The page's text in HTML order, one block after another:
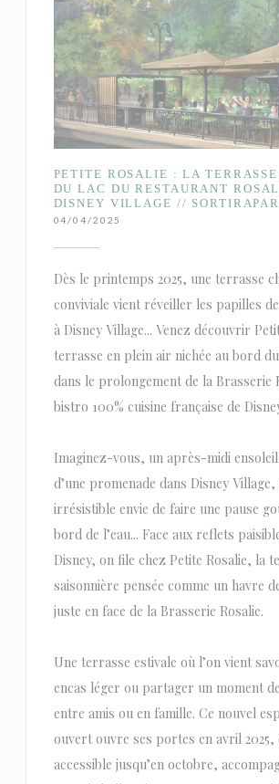
PETITE ROSALIE : LA
DU LAC DU RESTAURANT
DISNEY VILLAGE //
04/04/2025
Dès le printemps 2025, une terrasse
conviviale vient réveiller les papilles
à Disney Village... Venez découvrir
terrasse en plein air nichée au bord
dans le prolongement de la Brasserie
bistro 100% cuisine française de
Imaginez-vous, un après-midi
d’une promenade dans Disney Village,
irrésistible envie de faire une pause
bord de l’eau... Face aux reflets
Disney, on file chez Petite Rosalie, la
saisonnière pensée comme un havre
juste en face de la Brasserie Rosalie.
Une terrasse estivale où l’on vient
encas léger ou partager un moment
entre amis ou en famille. Ce nouvel
ouvert ouvre ses portes en avril
accessible jusqu’en octobre,